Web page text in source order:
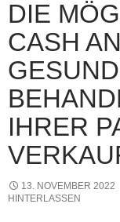
DIE
CASH
IHRER
13. NOVEMBER 2022
HINTERLASSEN